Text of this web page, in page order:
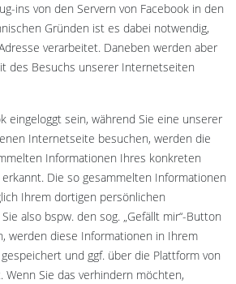
ins von den Servern von Facebook in den
Gründen ist es dabei notwendig,
verarbeitet. Daneben werden aber
des Besuchs unserer Internetseiten
eingeloggt sein, während Sie eine unserer
Internetseite besuchen, werden die
Informationen Ihres konkreten
Die so gesammelten Informationen
Ihrem dortigen persönlichen
also bspw. den sog. „Gefällt mir“-Button
werden diese Informationen in Ihrem
und ggf. über die Plattform von
Wenn Sie das verhindern möchten,